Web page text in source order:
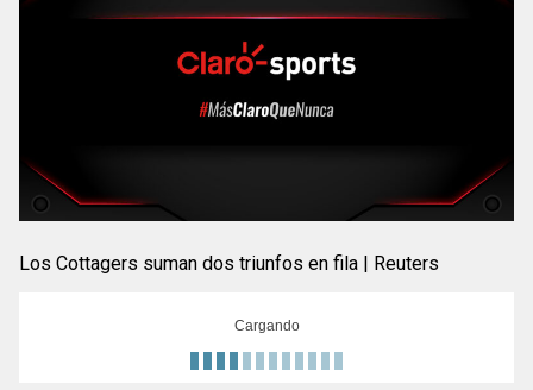
Los Cottagers suman dos triunfos en fila | Reuters
Cargando